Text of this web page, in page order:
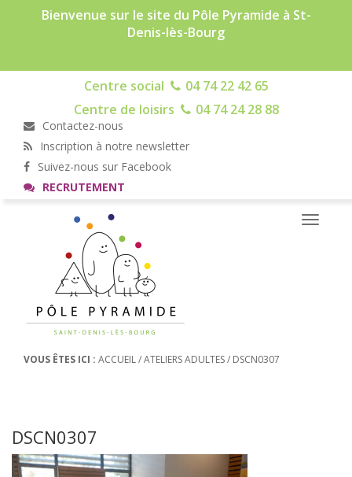
Bienvenue sur le site du Pôle Pyramide à St-
Denis-lès-Bourg
Centre social
04 74 22 42 65
Centre de loisirs
04 74 24 28 88
Contactez-nous
Inscription à notre newsletter
Suivez-nous sur Facebook
RECRUTEMENT
Toggle
VOUS ÊTES ICI : ACCUEIL/ATELIERS ADULTES/ DSCN0307
DSCN0307